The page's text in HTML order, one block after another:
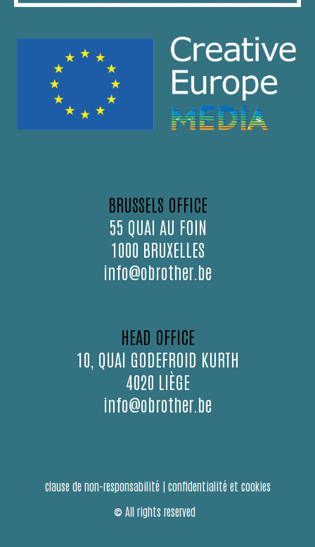
BRUSSELS OFFICE
55 QUAI AU FOIN
1000 BRUXELLES
info@obrother.be
HEAD OFFICE
10, QUAI GODEFROID KURTH
4020 LIÈGE
info@obrother.be
clause de non-responsabilité | confidentialité et cookies
© All rights reserved